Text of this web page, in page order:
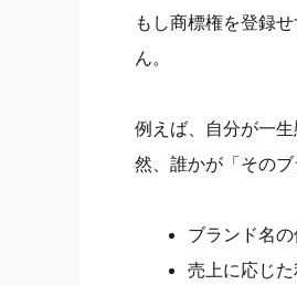
もし商標権を登録
ん。
例えば、自分が一
然、誰かが「その
ブランド名
売上に応じ